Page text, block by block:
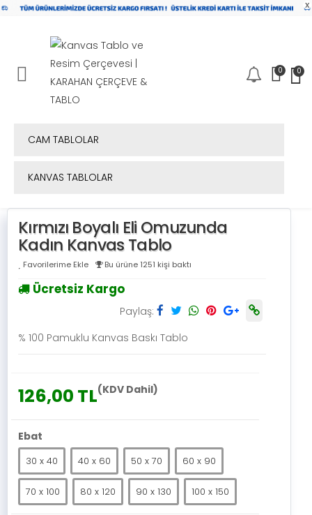
x
Mobil Menü 0 0
CAM TABLOLAR
KANVAS TABLOLAR
Kırmızı Boyalı Eli Omuzunda
Kadın Kanvas Tablo
Favorilerime Ekle Bu ürüne 1251 kişi baktı
Ücretsiz Kargo
Paylaş:
% 100 Pamuklu Kanvas Baskı Tablo
126,00 TL(KDV Dahil)
Ebat
30 x 40 40 x 60 50 x 70 60 x 90
70 x 100 80 x 120 90 x 130 100 x 150